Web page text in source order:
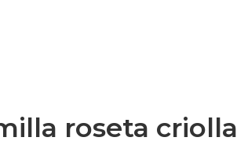
roseta criolla